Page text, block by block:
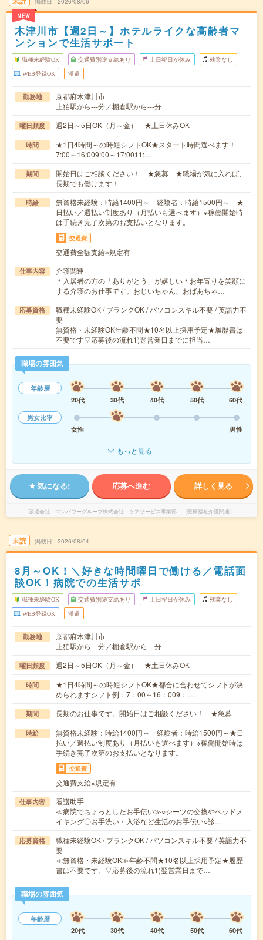
NEW
木津川市【週2日～】ホテルライクな高齢者マ
ンションで生活サポート
職種未経験OK 交通費別途支給あり 土日祝日が休み 残業なし
WEB登録OK 派遣
勤務地
京都府木津川市
上狛駅から---分／棚倉駅から---分
曜日頻度 週2日～5日OK（月～金） ★土日休みOK
時間
★1日4時間～の時短シフトOK★スタート時間選べます！
7:00～16:009:00～17:0011:…
期間
開始日はご相談ください！ ★急募 ★職場が気に入れば、
長期でも働けます！
時給
無資格未経験：時給1400円～ 経験者：時給1500円～ ★
日払い／週払い制度あり（月払いも選べます）※稼働開始時
は手続き完了次第のお支払いとなります。
交通費
交通費全額支給※規定有
仕事内容
介護関連
＊入居者の方の「ありがとう」が嬉しい＊お年寄りを笑顔に
する介護のお仕事です。おじいちゃん、おばあちゃ…
応募資格
職種未経験OK / ブランクOK / パソコンスキル不要 / 英語力不
要
無資格・未経験OK年齢不問★10名以上採用予定★履歴書は
不要です▽応募後の流れ1)翌営業日までに担当…
職場の雰囲気
年齢層
20代
30代 40代 50代
60代
男女比率
女性
男性
もっと見る
気になる! 応募へ進む 詳しく見る
派遣会社 マンパワーグループ株式会社 ケアサービス事業部 （医療福祉介護関連）
未読 掲載日 2026/08/04
8月～OK！＼好きな時間曜日で働ける／電話面
談OK！病院での生活サポ
職種未経験OK 交通費別途支給あり 土日祝日が休み 残業なし
WEB登録OK 派遣
勤務地
京都府木津川市
上狛駅から---分／棚倉駅から---分
曜日頻度 週2日～5日OK（月～金） ★土日休みOK
時間
★1日4時間～の時短シフトOK★都合に合わせてシフトが決
められますシフト例：7：00～16：009：…
期間 長期のお仕事です。開始日はご相談ください！ ★急募
時給
無資格未経験：時給1400円～ 経験者：時給1500円～★日
払い／週払い制度あり（月払いも選べます）※稼働開始時は
手続き完了次第のお支払いとなります。
交通費
交通費支給※規定有
仕事内容
看護助手
≪病院でちょっとしたお手伝い≫○シーツの交換やベッドメ
イキング〇お手洗い・入浴など生活のお手伝い○診…
応募資格
職種未経験OK / ブランクOK / パソコンスキル不要 / 英語力不
要
≪無資格・未経験OK≫年齢不問★10名以上採用予定★履歴
書は不要です。▽応募後の流れ1)翌営業日まで…
職場の雰囲気
年齢層
20代
30代 40代 50代
60代